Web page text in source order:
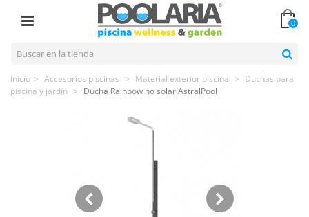
0
Inicio > Accesorios piscinas > Material exterior piscina > Duchas para
piscina y jardín > Ducha Rainbow no solar AstralPool